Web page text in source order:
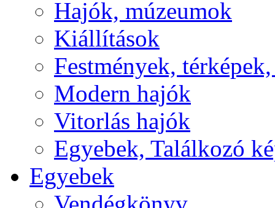
Hajók, múzeumok
Kiállítások
Festmények,
Modern hajók
Vitorlás hajók
Egyebek, Találkozó
Egyebek